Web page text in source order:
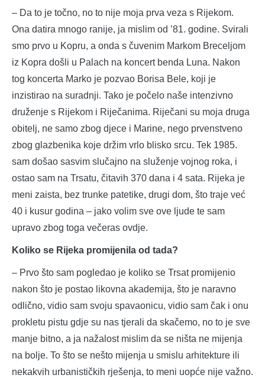
– Da to je točno, no to nije moja prva veza s Rijekom.
Ona datira mnogo ranije, ja mislim od ’81. godine. Svirali
smo prvo u Kopru, a onda s čuvenim Markom Breceljom
iz Kopra došli u Palach na koncert benda Luna. Nakon
tog koncerta Marko je pozvao Borisa Bele, koji je
inzistirao na suradnji. Tako je počelo naše intenzivno
druženje s Rijekom i Riječanima. Riječani su moja druga
obitelj, ne samo zbog djece i Marine, nego prvenstveno
zbog glazbenika koje držim vrlo blisko srcu. Tek 1985.
sam došao sasvim slučajno na služenje vojnog roka, i
ostao sam na Trsatu, čitavih 370 dana i 4 sata. Rijeka je
meni zaista, bez trunke patetike, drugi dom, što traje već
40 i kusur godina – jako volim sve ove ljude te sam
upravo zbog toga večeras ovdje.
Koliko se Rijeka promijenila od tada?
– Prvo što sam pogledao je koliko se Trsat promijenio
nakon što je postao likovna akademija, što je naravno
odlično, vidio sam svoju spavaonicu, vidio sam čak i onu
prokletu pistu gdje su nas tjerali da skačemo, no to je sve
manje bitno, a ja nažalost mislim da se ništa ne mijenja
na bolje. To što se nešto mijenja u smislu arhitekture ili
nekakvih urbanističkih rješenja, to meni uopće nije važno.